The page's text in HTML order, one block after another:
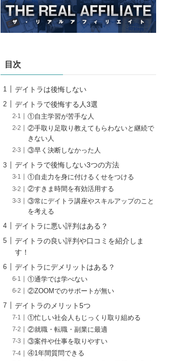
目次
デイトラは後悔しない
デイトラで後悔する人3選
①自主学習が苦手な人
②手取り足取り教えてもらわないと継続で
きない人
③早く決断しなかった人
デイトラで後悔しない3つの方法
①自走力を身に付けるくせをつける
②すきま時間を有効活用する
③常にデイトラ講座やスキルアップのこと
を考える
デイトラに悪い評判はある？
デイトラの良い評判や口コミを紹介しま
す！
デイトラにデメリットはある？
①通学では学べない
②ZOOMでのサポートが無い
デイトラのメリット5つ
①忙しい社会人もじっくり取り組める
②就職・転職・副業に最適
③案件や仕事を取りやすい
④1年間質問できる